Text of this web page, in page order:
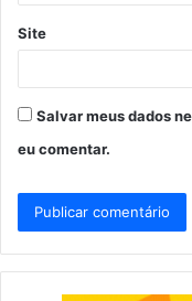
Site
Salvar meus dados
eu comentar.